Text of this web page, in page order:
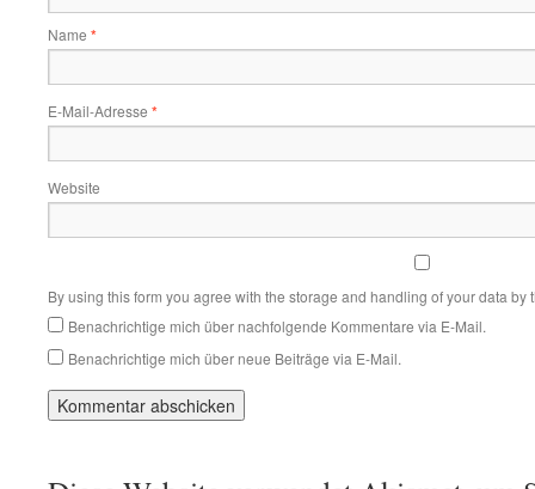
Name *
E-Mail-Adresse *
Website
By using this form you agree with the storage and handling of your data by
Benachrichtige mich über nachfolgende Kommentare via E-Mail.
Benachrichtige mich über neue Beiträge via E-Mail.